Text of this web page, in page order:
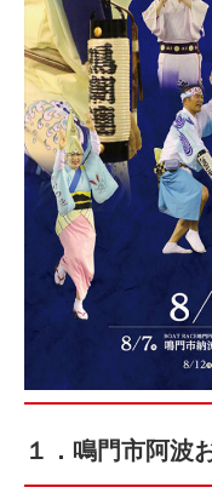
１．鳴門市阿波